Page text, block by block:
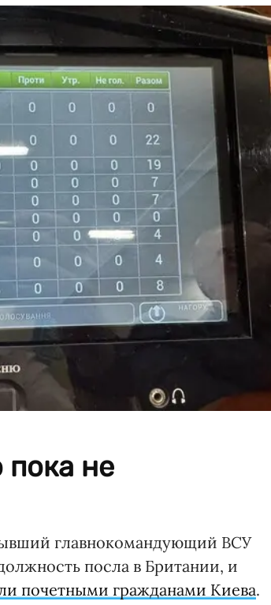
пока не
главнокомандующий ВСУ
посла в Британии, и
почетными гражданами Киева.